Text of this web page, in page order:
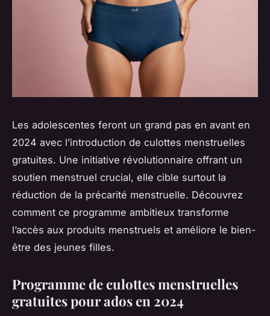
Les adolescentes feront un grand pas en avant en
2024 avec l’introduction de culottes menstruelles
gratuites. Une initiative révolutionnaire offrant un
soutien menstruel crucial, elle cible surtout la
réduction de la précarité menstruelle. Découvrez
comment ce programme ambitieux transforme
l’accès aux produits menstruels et améliore le bien-
être des jeunes filles.
Programme de culottes menstruelles
gratuites pour ados en 2024